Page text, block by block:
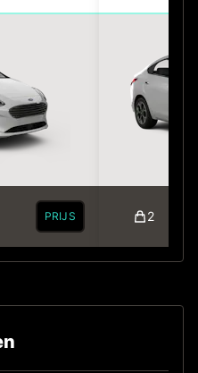
PRIJS 2